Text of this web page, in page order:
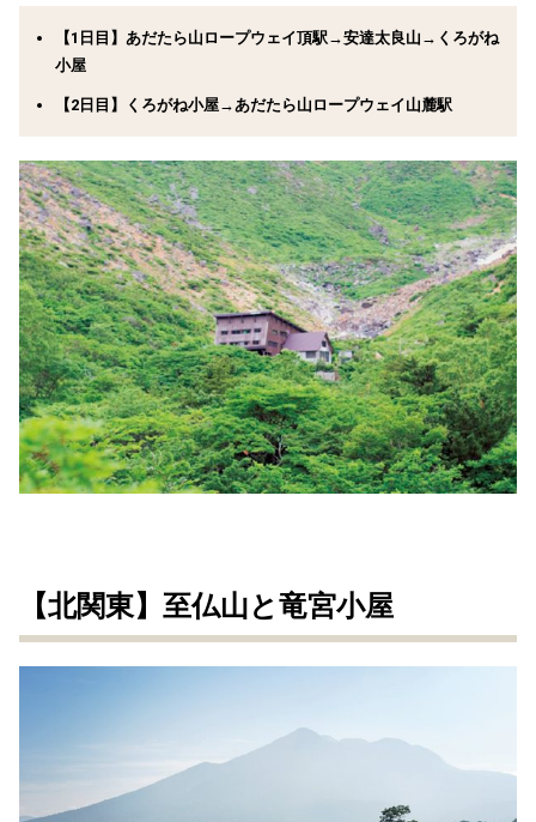
【1日目】あだたら山ロープウェイ頂駅→安達太良山→くろがね
小屋
【2日目】くろがね小屋→あだたら山ロープウェイ山麓駅
【北関東】至仏山と竜宮小屋